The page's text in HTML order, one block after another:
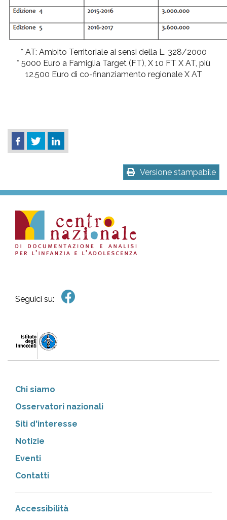
* AT: Ambito Territoriale ai sensi della L. 328/2000
* 5000 Euro a Famiglia Target (FT), X 10 FT X AT, più
12.500 Euro di co-finanziamento regionale X AT
Versione stampabile
Seguici su:
Chi siamo
Osservatori nazionali
Siti d'interesse
Notizie
Eventi
Contatti
Accessibilità